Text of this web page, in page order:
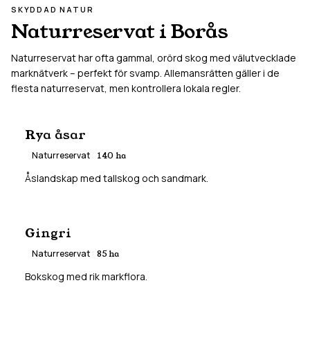
SKYDDAD NATUR
Naturreservat iBorås
Naturreservat har ofta gammal, orörd skog med välutvecklade
marknätverk – perfekt för svamp. Allemansrätten gäller i de
flesta naturreservat, men kontrollera lokala regler.
Rya åsar
Naturreservat 140 ha
Åslandskap med tallskog och sandmark.
Gingri
Naturreservat 85ha
Bokskog med rik markflora.